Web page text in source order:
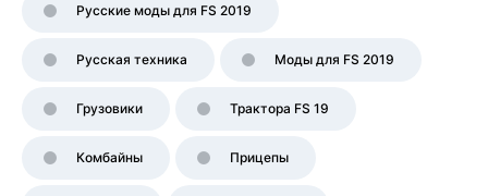
Русские моды для FS 2019
Русская техника Моды для FS 2019
Грузовики Трактора FS 19
Комбайны Прицепы